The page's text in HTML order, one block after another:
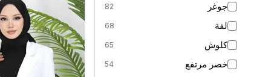
جوغر 82
لفة 68
كلوش 65
خصر مرتفع 54